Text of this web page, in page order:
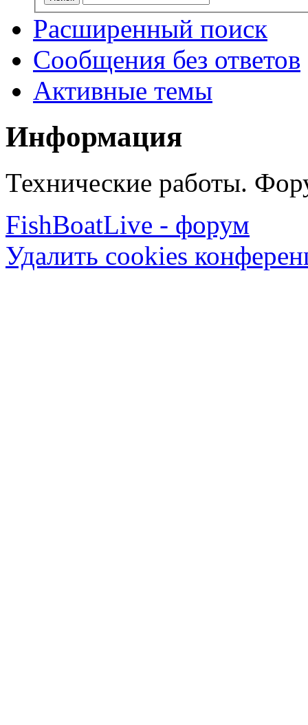
Расширенный поиск
Сообщения без ответов
Активные темы
Информация
Технические работы.
FishBoatLive - форум
Удалить cookies